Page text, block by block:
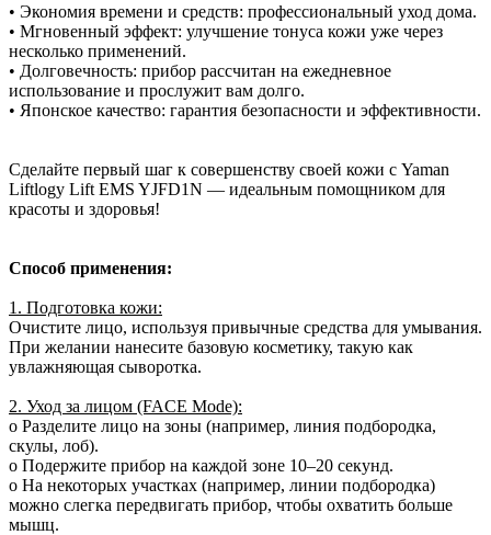
• Экономия времени и средств: профессиональный уход дома.
• Мгновенный эффект: улучшение тонуса кожи уже через
несколько применений.
• Долговечность: прибор рассчитан на ежедневное
использование и прослужит вам долго.
• Японское качество: гарантия безопасности и эффективности.
Сделайте первый шаг к совершенству своей кожи с Yaman
Liftlogy Lift EMS YJFD1N — идеальным помощником для
красоты и здоровья!
Способ применения:
1. Подготовка кожи:
Очистите лицо, используя привычные средства для умывания.
При желании нанесите базовую косметику, такую как
увлажняющая сыворотка.
2. Уход за лицом (FACE Mode):
o Разделите лицо на зоны (например, линия подбородка,
скулы, лоб).
o Подержите прибор на каждой зоне 10–20 секунд.
o На некоторых участках (например, линии подбородка)
можно слегка передвигать прибор, чтобы охватить больше
мышц.